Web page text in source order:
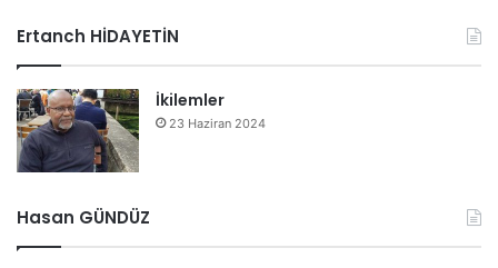
Ertanch HİDAYETİN
İkilemler
23 Haziran 2024
Hasan GÜNDÜZ